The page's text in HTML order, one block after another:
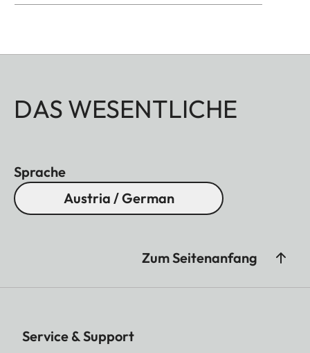
DAS WESENTLICHE
Sprache
Austria / German
Zum Seitenanfang
Service & Support